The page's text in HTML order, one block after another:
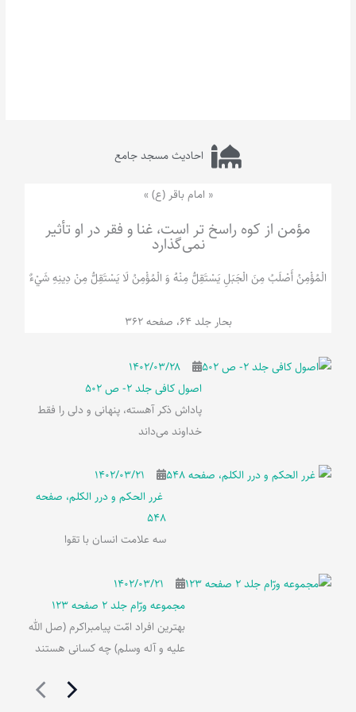
احادیث مسجد جامع
« امام باقر (ع) »
مؤمن از کوه راسخ تر است، غنا و فقر در او تأثیر
نمی‌گذارد
الْمُؤْمِنُ‌ أَصْلَبُ‌ مِنَ‌ الْجَبَلِ‌ یَسْتَقِلُّ مِنْهُ وَ الْمُؤْمِنُ لَا يَسْتَقِلُّ مِنْ دِينِهِ شَيْ‌ءٌ
بحار جلد 64، صفحه 362
۱۴۰۲/۰۳/۲۸
اصول کافی جلد 2- ص 502
پاداش ذکر آهسته، پنهانی و دلی را فقط
خداوند می‌داند
۱۴۰۲/۰۳/۲۱
غرر الحکم و درر الکلم، صفحه
548
سه علامت انسان با تقوا
۱۴۰۲/۰۳/۲۱
مجموعه ورّام جلد 2 صفحه 123
بهترین افراد امّت پیامبراکرم (صل الله
علیه و آله وسلم) چه کسانی هستند